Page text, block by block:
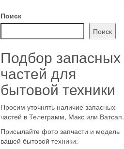
Поиск
Поиск
Подбор запасных
частей для
бытовой техники
Просим уточнять наличие запасных
частей в Телеграмм, Макс или Ватсап.
Присылайте фото запчасти и модель
вашей бытовой техники: